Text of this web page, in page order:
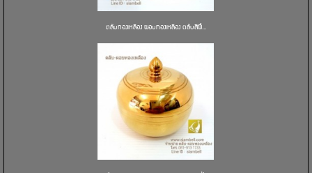
ตลับทองเหลือง ผอบทองเหลือง ตลับสีผึ...